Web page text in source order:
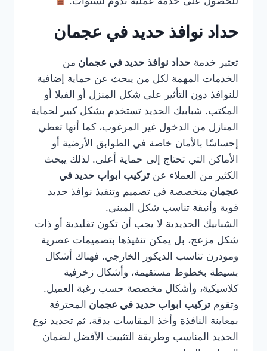
حداد نوافذ حديد في عجمان
تعتبر خدمة حداد نوافذ حديد في عجمان من
الخدمات المهمة لكل من يبحث عن حماية إضافية
للنوافذ دون التأثير على شكل المنزل أو الفيلا أو
المكتب. شبابيك الحديد تستخدم بشكل كبير لحماية
المنازل من الدخول غير المرغوب، كما أنها تعطي
إحساسًا بالأمان خاصة في الطوابق الأرضية أو
الأماكن التي تحتاج إلى حماية أعلى. لذلك يبحث
الكثير من العملاء عن تركيب ابواب حديد في
عجمان متخصصة في تصميم وتنفيذ نوافذ حديد
قوية وأنيقة تناسب شكل المبنى.
الشبابيك الحديدية لا يجب أن تكون تقليدية أو ذات
شكل مزعج، بل يمكن تنفيذها بتصميمات عصرية
ومودرن تناسب الديكور الخارجي. فهناك أشكال
بسيطة بخطوط مستقيمة، وأشكال زخرفية
كلاسيكية، وأشكال مخصصة حسب رغبة العميل.
وتقوم تركيب ابواب حديد في عجمان المحترفة
بمعاينة النافذة وأخذ المقاسات بدقة، ثم تحديد نوع
الحديد المناسب وطريقة التثبيت الأفضل لضمان